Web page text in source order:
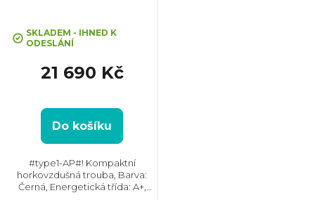
SKLADEM - IHNED K
ODESLÁNÍ
21 690 Kč
Do košíku
#type1-AP#! Kompaktní
horkovzdušná trouba, Barva:
Černá, Energetická třída: A+,